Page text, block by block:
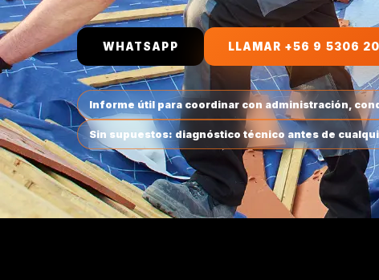
WHATSAPP LLAMAR +56 9 5306
Informe útil para coordinar con administración,
Sin supuestos: diagnóstico técnico antes de